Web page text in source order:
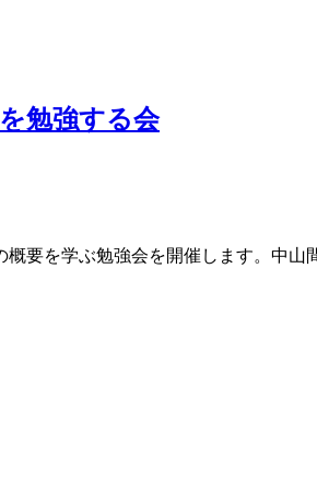
勉強する会
要を学ぶ勉強会を開催します。中